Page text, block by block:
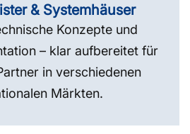
& Systemhäuser
Konzepte und
– klar aufbereitet für
in verschiedenen
Märkten.